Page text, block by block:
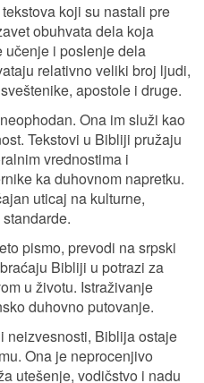
koji su nastali pre
obuhvata dela koja
učenje i poslenje dela
relativno veliki broj ljudi,
apostole i druge.
Ona im služi kao
Tekstovi u Bibliji pružaju
vrednostima i
ka duhovnom napretku.
uticaj na kulturne,
pismo, prevodi na srpski
Bibliji u potrazi za
u životu. Istraživanje
duhovno putovanje.
neizvesnosti, Biblija ostaje
Ona je neprocenjivo
utešenje, vodičstvo i nadu